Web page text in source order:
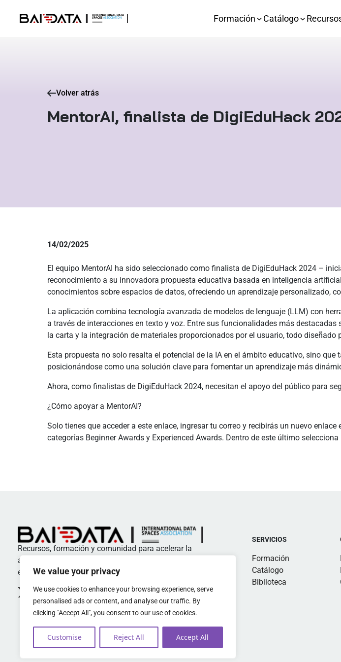
We value your privacy
We use cookies to enhance your browsing experience, serve
personalised ads or content, and analyse our traffic. By
clicking "Accept All", you consent to our use of cookies.
Customise Reject All Accept All
Formación Catálogo
Volver atrás
MentorAI, finalista de DigiEduHack
14/02/2025
El equipo MentorAI ha sido seleccionado como finalista de DigiEduHack 2024 –
reconocimiento a su innovadora propuesta educativa basada en inteligencia
conocimientos sobre espacios de datos, ofreciendo un aprendizaje personalizado,
La aplicación combina tecnología avanzada de modelos de lenguaje (LLM) con
a través de interacciones en texto y voz. Entre sus funcionalidades más
la carta y la integración de materiales proporcionados por el usuario, todo
Esta propuesta no solo resalta el potencial de la IA en el ámbito educativo, sino
posicionándose como una solución clave para fomentar un aprendizaje más
Ahora, como finalistas de DigiEduHack 2024, necesitan el apoyo del público para
¿Cómo apoyar a MentorAI?
Solo tienes que acceder a este enlace, ingresar tu correo y recibirás un nuevo
categorías Beginner Awards y Experienced Awards. Dentro de este último
Recursos, formación y comunidad para acelerar la
adopción de estándares y buenas prácticas en
espacios de datos
SERVICIOS
Formación
Catálogo
Biblioteca